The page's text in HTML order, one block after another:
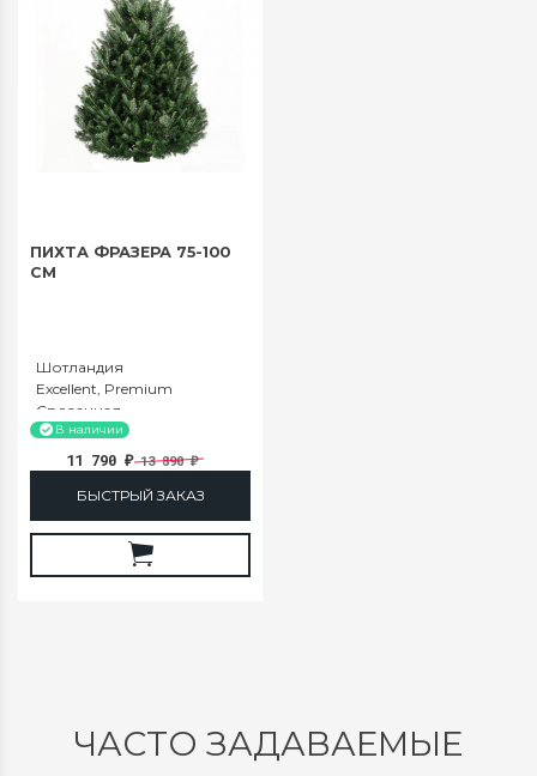
ПИХТА ФРАЗЕРА 75-100
СМ
Шотландия
Excellent, Premium
Срезанная
75-100
В наличии
11 790 ₽ 13 890₽
БЫСТРЫЙ ЗАКАЗ
ЧАСТО ЗАДАВАЕМЫЕ